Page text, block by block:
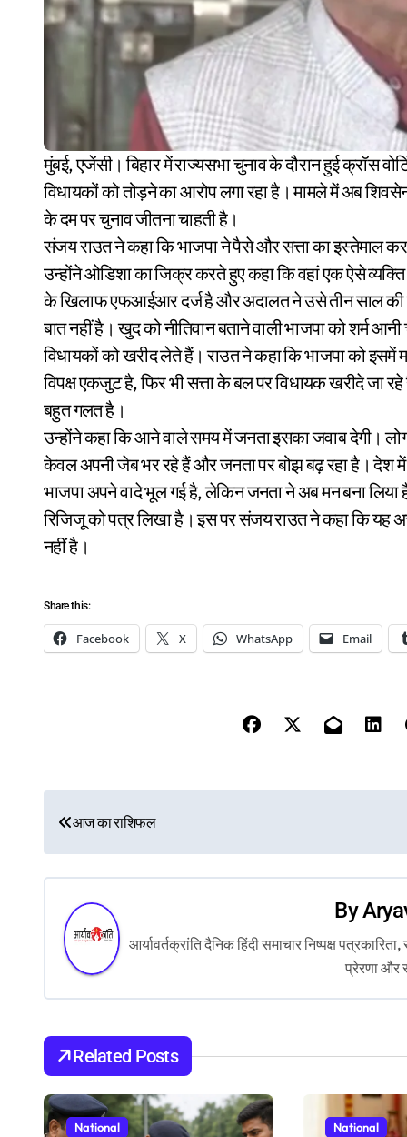
मुंबई, एजेंसी। बिहार में राज्यसभा चुनाव के दौरान हुई क्रॉस वोटिंग पर राजनीति थम नहीं रही है। विपक्ष लगातार भाजपा पर
विधायकों को तोड़ने का आरोप लगा रहा है। मामले में अब
के दम पर चुनाव जीतना चाहती है।
संजय राउत ने कहा कि भाजपा ने पैसे और सत्ता का इस्तेमाल
उन्होंने ओडिशा का जिक्र करते हुए कहा कि वहां एक ऐसे
के खिलाफ एफआईआर दर्ज है और अदालत ने उसे तीन साल की
बात नहीं है। खुद को नीतिवान बताने वाली भाजपा को
विधायकों को खरीद लेते हैं। राउत ने कहा कि भाजपा को
विपक्ष एकजुट है, फिर भी सत्ता के बल पर विधायक खरीदे जा
बहुत गलत है।
उन्होंने कहा कि आने वाले समय में जनता इसका जवाब देगी।
केवल अपनी जेब भर रहे हैं और जनता पर बोझ बढ़ रहा है। देश में
भाजपा अपने वादे भूल गई है, लेकिन जनता ने अब मन बना
रिजिजू को पत्र लिखा है। इस पर संजय राउत ने कहा कि यह
नहीं है।
Share this:
Facebook X WhatsApp Email
o
s
a
v
i
g
आज का राशिफल
By
आर्यावर्तक्रांति दैनिक हिंदी समाचार निष्पक्ष
प्रेरणा और
Related Posts
National National